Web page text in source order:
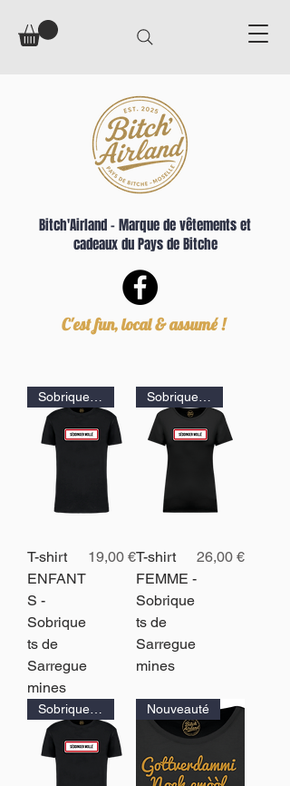
Bitch'Airland – Marque de vêtements et
cadeaux du Pays de Bitche
C'est fun, local & assumé !
Sobriquets de Sarreguemines
T-shirt
ENFANT
S -
Sobrique
ts de
Sarregue
mines
Prix
19,00 €
Sobriquets de Sarreguemines
T-shirt
FEMME -
Sobrique
ts de
Sarregue
mines
Prix
26,00 €
Sobriquets de Sarreguemines Nouveauté